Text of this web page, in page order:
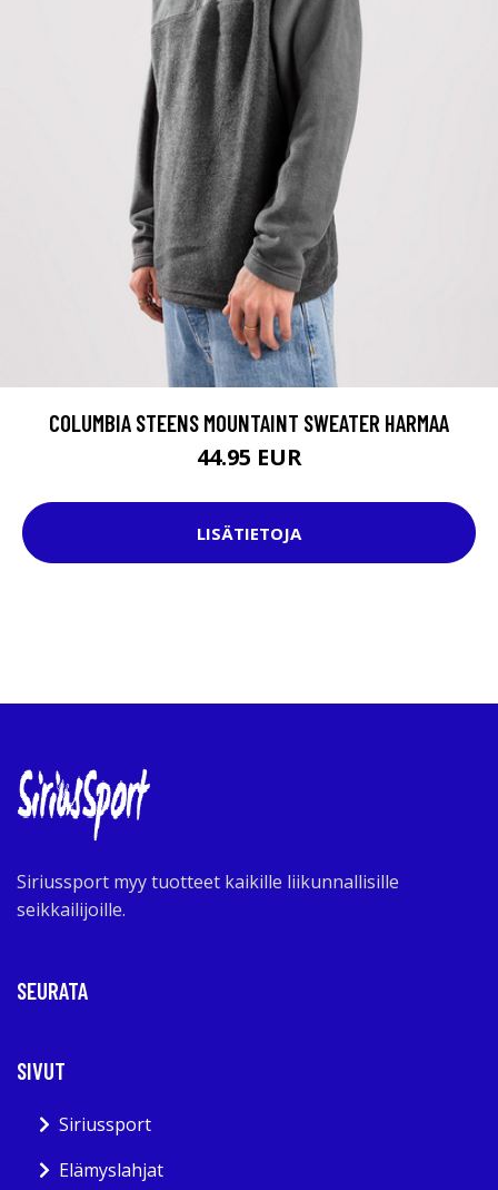
COLUMBIA STEENS MOUNTAINT SWEATER HARMAA
44.95 EUR
LISÄTIETOJA
Siriussport myy tuotteet kaikille liikunnallisille
seikkailijoille.
SEURATA
SIVUT
Siriussport
Elämyslahjat